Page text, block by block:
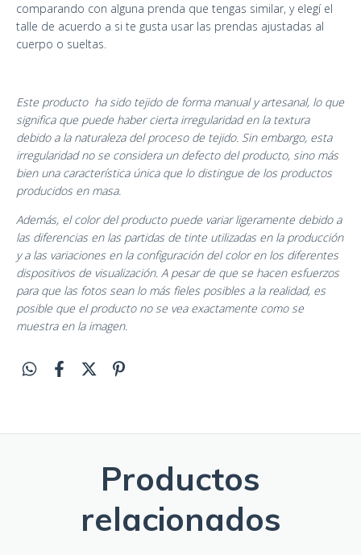
comparando con alguna prenda que tengas similar, y elegí el
talle de acuerdo a si te gusta usar las prendas ajustadas al
cuerpo o sueltas.
Este producto ha sido tejido de forma manual y artesanal, lo que
significa que puede haber cierta irregularidad en la textura
debido a la naturaleza del proceso de tejido. Sin embargo, esta
irregularidad no se considera un defecto del producto, sino más
bien una característica única que lo distingue de los productos
producidos en masa.
Además, el color del producto puede variar ligeramente debido a
las diferencias en las partidas de tinte utilizadas en la producción
y a las variaciones en la configuración del color en los diferentes
dispositivos de visualización. A pesar de que se hacen esfuerzos
para que las fotos sean lo más fieles posibles a la realidad, es
posible que el producto no se vea exactamente como se
muestra en la imagen.
Productos
relacionados